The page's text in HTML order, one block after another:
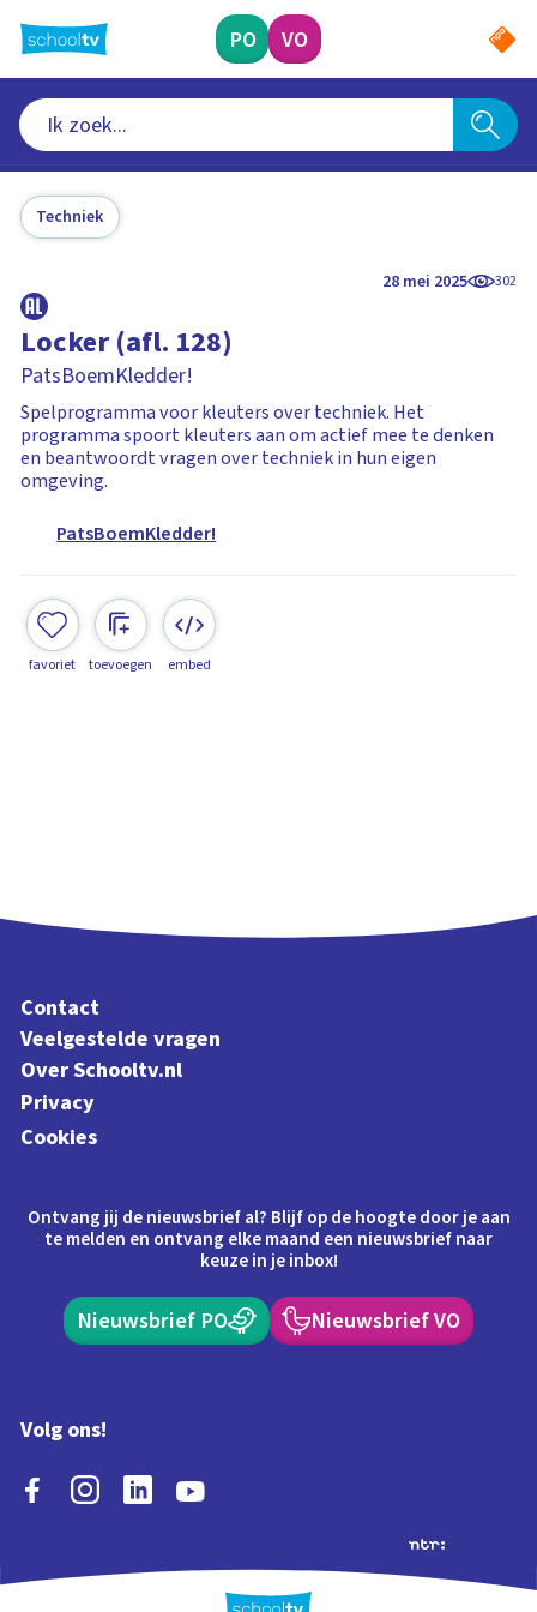
naar
hoofdinhoud
PO VO
Techniek
28 mei 2025 302
Locker (afl. 128)
PatsBoemKledder!
Spelprogramma voor kleuters over techniek. Het
programma spoort kleuters aan om actief mee te denken
en beantwoordt vragen over techniek in hun eigen
omgeving.
PatsBoemKledder!
favoriet toevoegen embed
Contact
Veelgestelde vragen
Over Schooltv.nl
Privacy
Cookies
Ontvang jij de nieuwsbrief al? Blijf op de hoogte door je aan
te melden en ontvang elke maand een nieuwsbrief naar
keuze in je inbox!
Nieuwsbrief PO Nieuwsbrief VO
Volg ons!